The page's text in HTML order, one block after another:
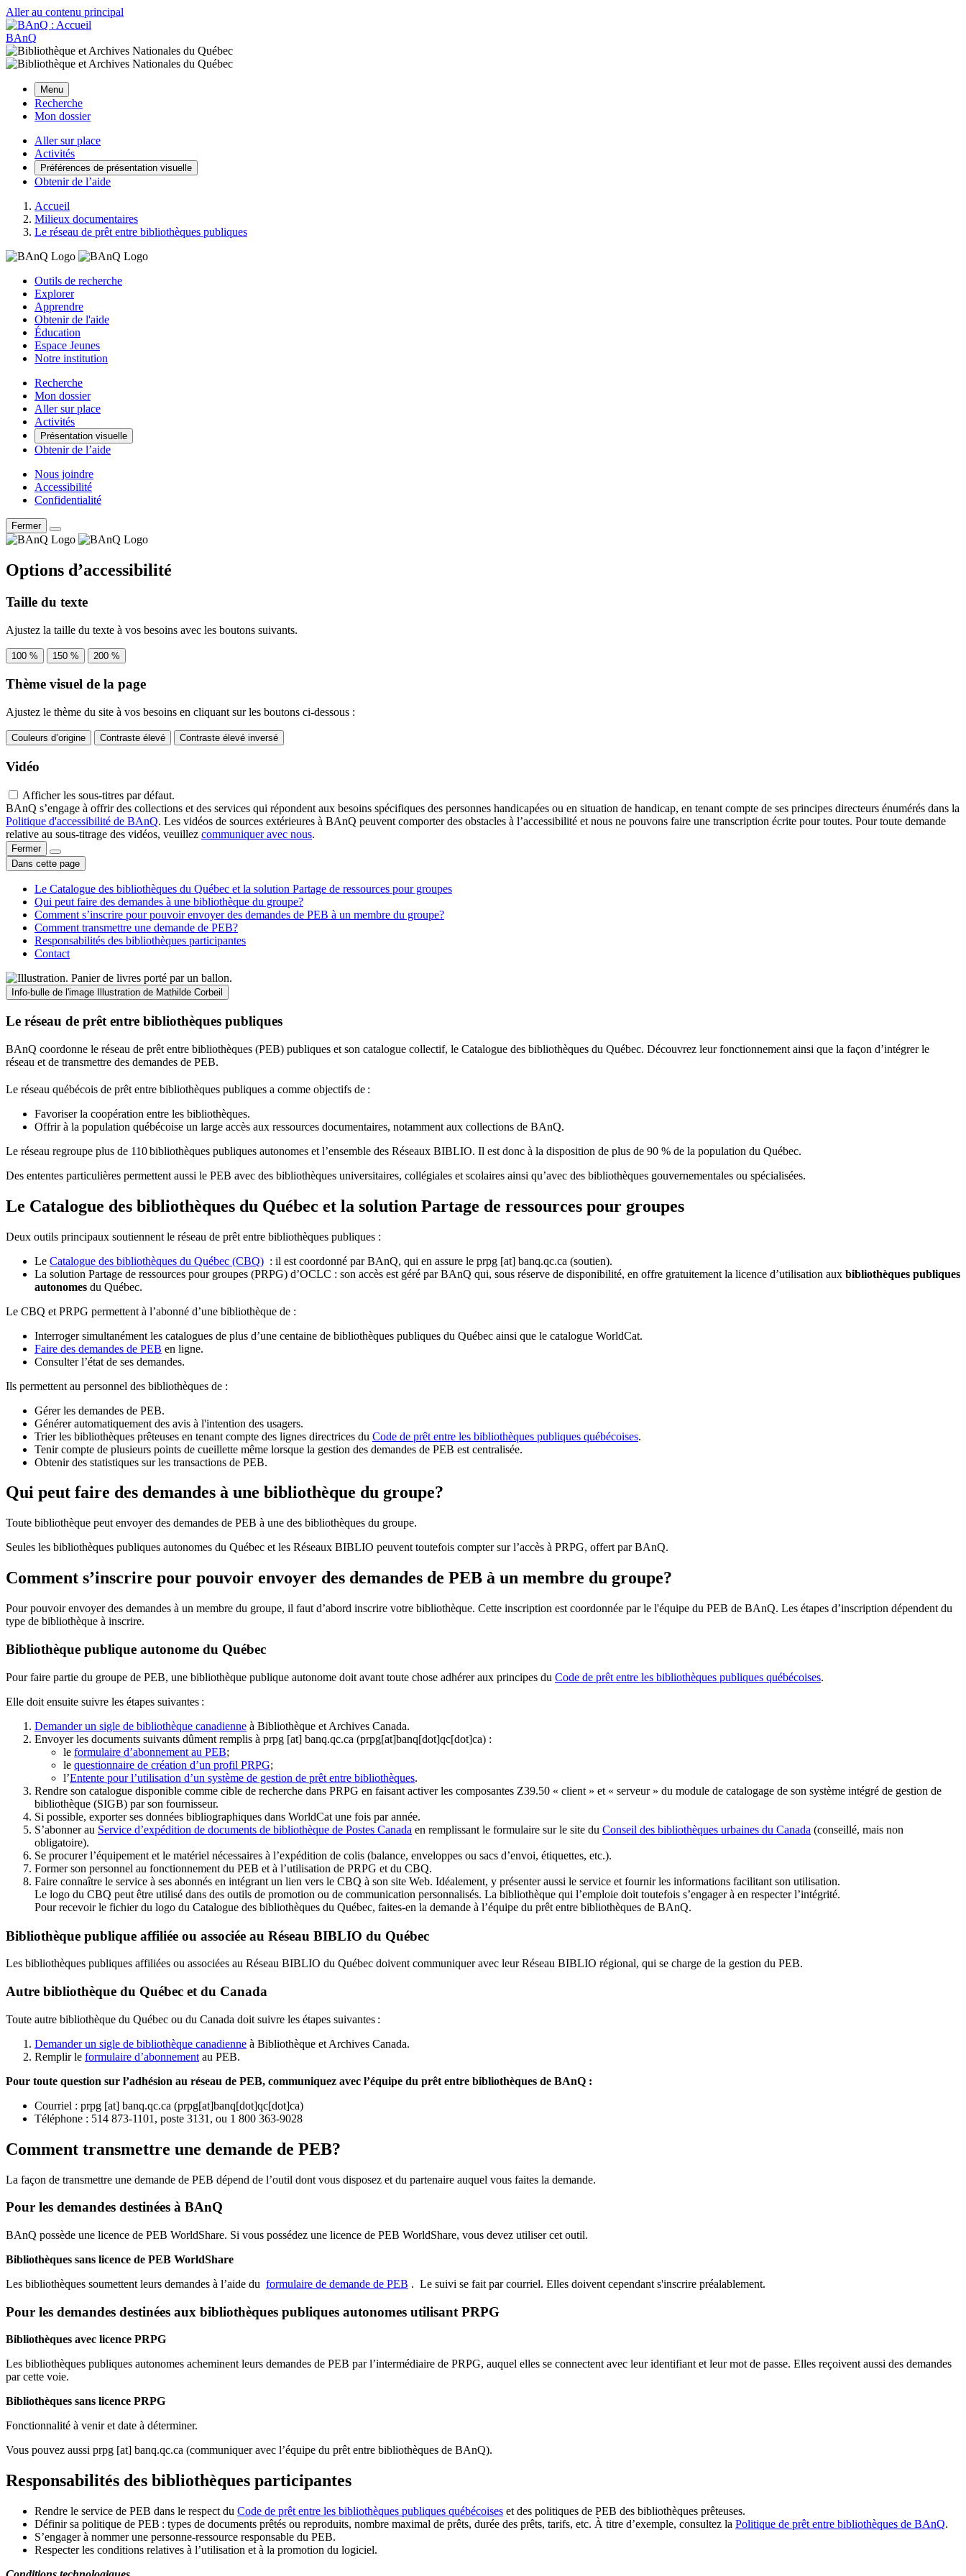
Aller au contenu principal
BAnQ
Menu
Recherche
Mon dossier
Aller sur place
Activités
Préférences de présentation visuelle
Obtenir de l’aide
Accueil
Milieux documentaires
Le réseau de prêt entre bibliothèques publiques
Outils de recherche
Explorer
Apprendre
Obtenir de l'aide
Éducation
Espace Jeunes
Notre institution
Recherche
Mon dossier
Aller sur place
Activités
Présentation visuelle
Obtenir de l’aide
Nous joindre
Accessibilité
Confidentialité
Fermer
Options d’accessibilité
Taille du texte
Ajustez la taille du texte à vos besoins avec les boutons suivants.
100 % 150 % 200 %
Thème visuel de la page
Ajustez le thème du site à vos besoins en cliquant sur les boutons ci-dessous :
Couleurs d’origine Contraste élevé Contraste élevé inversé
Vidéo
Afficher les sous-titres par défaut.
BAnQ s’engage à offrir des collections et des services qui répondent aux besoins spécifiques des personnes handicapées ou en situation de handicap, en tenant compte de ses principes directeurs énumérés dans la
Politique d'accessibilité de BAnQ. Les vidéos de sources extérieures à BAnQ peuvent comporter des obstacles à l’accessibilité et nous ne pouvons faire une transcription écrite pour toutes. Pour toute demande
relative au sous-titrage des vidéos, veuillez communiquer avec nous.
Fermer
Dans cette page
Le Catalogue des bibliothèques du Québec et la solution Partage de ressources pour groupes
Qui peut faire des demandes à une bibliothèque du groupe?
Comment s’inscrire pour pouvoir envoyer des demandes de PEB à un membre du groupe?
Comment transmettre une demande de PEB?
Responsabilités des bibliothèques participantes
Contact
Info-bulle de l'image Illustration de Mathilde Corbeil
Le réseau de prêt entre bibliothèques publiques
BAnQ coordonne le réseau de prêt entre bibliothèques (PEB) publiques et son catalogue collectif, le Catalogue des bibliothèques du Québec. Découvrez leur fonctionnement ainsi que la façon d’intégrer le
réseau et de transmettre des demandes de PEB.
Le réseau québécois de prêt entre bibliothèques publiques a comme objectifs de :
Favoriser la coopération entre les bibliothèques.
Offrir à la population québécoise un large accès aux ressources documentaires, notamment aux collections de BAnQ.
Le réseau regroupe plus de 110bibliothèques publiques autonomes et l’ensemble des Réseaux BIBLIO. Il est donc à la disposition de plus de 90 % de la population du Québec.
Des ententes particulières permettent aussi le PEB avec des bibliothèques universitaires, collégiales et scolaires ainsi qu’avec des bibliothèques gouvernementales ou spécialisées.
Le Catalogue des bibliothèques du Québec et la solution Partage de ressources pour groupes
Deux outils principaux soutiennent le réseau de prêt entre bibliothèques publiques :
Le Catalogue des bibliothèques du Québec (CBQ) : il est coordonné par BAnQ, qui en assure le prpg [at] banq.qc.ca (soutien).
La solution Partage de ressources pour groupes (PRPG) d’OCLC : son accès est géré par BAnQ qui, sous réserve de disponibilité, en offre gratuitement la licence d’utilisation aux bibliothèques publiques
autonomes du Québec.
Le CBQ et PRPG permettent à l’abonné d’une bibliothèque de :
Interroger simultanément les catalogues de plus d’une centaine de bibliothèques publiques du Québec ainsi que le catalogue WorldCat.
Faire des demandes de PEB en ligne.
Consulter l’état de ses demandes.
Ils permettent au personnel des bibliothèques de :
Gérer les demandes de PEB.
Générer automatiquement des avis à l'intention des usagers.
Trier les bibliothèques prêteuses en tenant compte des lignes directrices du Code de prêt entre les bibliothèques publiques québécoises.
Tenir compte de plusieurs points de cueillette même lorsque la gestion des demandes de PEB est centralisée.
Obtenir des statistiques sur les transactions de PEB.
Qui peut faire des demandes à une bibliothèque du groupe?
Toute bibliothèque peut envoyer des demandes de PEB à une des bibliothèques du groupe.
Seules les bibliothèques publiques autonomes du Québec et les Réseaux BIBLIO peuvent toutefois compter sur l’accès à PRPG, offert par BAnQ.
Comment s’inscrire pour pouvoir envoyer des demandes de PEB à un membre du groupe?
Pour pouvoir envoyer des demandes à un membre du groupe, il faut d’abord inscrire votre bibliothèque. Cette inscription est coordonnée par le l'équipe du PEB de BAnQ. Les étapes d’inscription dépendent du
type de bibliothèque à inscrire.
Bibliothèque publique autonome du Québec
Pour faire partie du groupe de PEB, une bibliothèque publique autonome doit avant toute chose adhérer aux principes du Code de prêt entre les bibliothèques publiques québécoises.
Elle doit ensuite suivre les étapes suivantes :
Demander un sigle de bibliothèque canadienne à Bibliothèque et Archives Canada.
Envoyer les documents suivants dûment remplis à prpg [at] banq.qc.ca (prpg[at]banq[dot]qc[dot]ca) :
le formulaire d’abonnement au PEB;
le questionnaire de création d’un profil PRPG;
l’Entente pour l’utilisation d’un système de gestion de prêt entre bibliothèques.
Rendre son catalogue disponible comme cible de recherche dans PRPG en faisant activer les composantes Z39.50 « client » et « serveur » du module de catalogage de son système intégré de gestion de
bibliothèque (SIGB) par son fournisseur.
Si possible, exporter ses données bibliographiques dans WorldCat une fois par année.
S’abonner au Service d’expédition de documents de bibliothèque de Postes Canada en remplissant le formulaire sur le site du Conseil des bibliothèques urbaines du Canada (conseillé, mais non
obligatoire).
Se procurer l’équipement et le matériel nécessaires à l’expédition de colis (balance, enveloppes ou sacs d’envoi, étiquettes, etc.).
Former son personnel au fonctionnement du PEB et à l’utilisation de PRPG et du CBQ.
Faire connaître le service à ses abonnés en intégrant un lien vers le CBQ à son site Web. Idéalement, y présenter aussi le service et fournir les informations facilitant son utilisation.
Le logo du CBQ peut être utilisé dans des outils de promotion ou de communication personnalisés. La bibliothèque qui l’emploie doit toutefois s’engager à en respecter l’intégrité.
Pour recevoir le fichier du logo du Catalogue des bibliothèques du Québec, faites-en la demande à l’équipe du prêt entre bibliothèques de BAnQ.
Bibliothèque publique affiliée ou associée au Réseau BIBLIO du Québec
Les bibliothèques publiques affiliées ou associées au Réseau BIBLIO du Québec doivent communiquer avec leur Réseau BIBLIO régional, qui se charge de la gestion du PEB.
Autre bibliothèque du Québec et du Canada
Toute autre bibliothèque du Québec ou du Canada doit suivre les étapes suivantes :
Demander un sigle de bibliothèque canadienne à Bibliothèque et Archives Canada.
Remplir le formulaire d’abonnement au PEB.
Pour toute question sur l’adhésion au réseau de PEB, communiquez avec l’équipe du prêt entre bibliothèques de BAnQ :
Courriel : prpg [at] banq.qc.ca (prpg[at]banq[dot]qc[dot]ca)
Téléphone : 514 873-1101, poste 3131, ou 1 800 363-9028
Comment transmettre une demande de PEB?
La façon de transmettre une demande de PEB dépend de l’outil dont vous disposez et du partenaire auquel vous faites la demande.
Pour les demandes destinées à BAnQ
BAnQ possède une licence de PEB WorldShare. Si vous possédez une licence de PEB WorldShare, vous devez utiliser cet outil.
Bibliothèques sans licence de PEB WorldShare
Les bibliothèques soumettent leurs demandes à l’aide du formulaire de demande de PEB . Le suivi se fait par courriel. Elles doivent cependant s'inscrire préalablement.
Pour les demandes destinées aux bibliothèques publiques autonomes utilisant PRPG
Bibliothèques avec licence PRPG
Les bibliothèques publiques autonomes acheminent leurs demandes de PEB par l’intermédiaire de PRPG, auquel elles se connectent avec leur identifiant et leur mot de passe. Elles reçoivent aussi des demandes
par cette voie.
Bibliothèques sans licence PRPG
Fonctionnalité à venir et date à déterminer.
Vous pouvez aussi prpg [at] banq.qc.ca (communiquer avec l’équipe du prêt entre bibliothèques de BAnQ).
Responsabilités des bibliothèques participantes
Rendre le service de PEB dans le respect du Code de prêt entre les bibliothèques publiques québécoises et des politiques de PEB des bibliothèques prêteuses.
Définir sa politique de PEB : types de documents prêtés ou reproduits, nombre maximal de prêts, durée des prêts, tarifs, etc. À titre d’exemple, consultez la Politique de prêt entre bibliothèques de BAnQ.
S’engager à nommer une personne-ressource responsable du PEB.
Respecter les conditions relatives à l’utilisation et à la promotion du logiciel.